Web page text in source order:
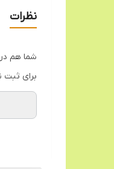
حجم 100 میلی
دارای
نظرات
شما هم
برای ثبت